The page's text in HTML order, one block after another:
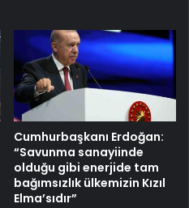
Cumhurbaşkanı Erdoğan:
“Savunma sanayiinde
olduğu gibi enerjide tam
bağımsızlık ülkemizin Kızıl
Elma’sıdır”